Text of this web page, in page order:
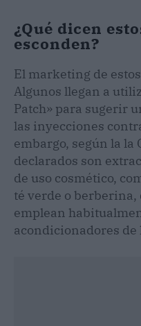
¿Qué dicen
esconden?
El marketing de
Algunos llegan a
Patch» para sugerir
las inyecciones
embargo, según la la
declarados son
de uso cosmético,
té verde o berberina,
emplean
acondicionadores de